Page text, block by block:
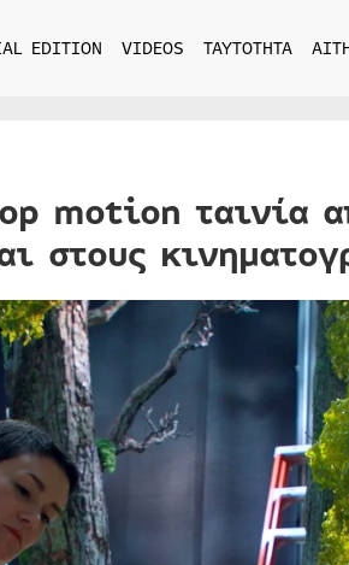
EDITION VIDEOS ΤΑΥΤΟΤΗΤΑ
motion ταινία
στους